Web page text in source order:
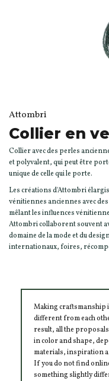
Attombri
Collier en
Collier avec des perles
et polyvalent, qui peut être
unique de celle qui le porte.
Les créations d'Attombri
vénitiennes anciennes avec
mêlant les influences
Attombri collaborent souvent
domaine de la mode et du
internationaux, foires,
Making craftsmanship
different from each
result, all the
in color and shape,
materials, inspiration
If you do not find
something slightly